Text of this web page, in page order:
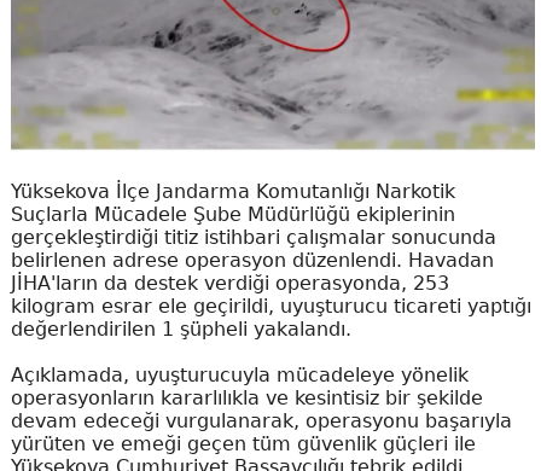
Yüksekova İlçe Jandarma Komutanlığı Narkotik
Suçlarla Mücadele Şube Müdürlüğü ekiplerinin
gerçekleştirdiği titiz istihbari çalışmalar sonucunda
belirlenen adrese operasyon düzenlendi. Havadan
JİHA'ların da destek verdiği operasyonda, 253
kilogram esrar ele geçirildi, uyuşturucu ticareti yaptığı
değerlendirilen 1 şüpheli yakalandı.
Açıklamada, uyuşturucuyla mücadeleye yönelik
operasyonların kararlılıkla ve kesintisiz bir şekilde
devam edeceği vurgulanarak, operasyonu başarıyla
yürüten ve emeği geçen tüm güvenlik güçleri ile
Yüksekova Cumhuriyet Başsavcılığı tebrik edildi.